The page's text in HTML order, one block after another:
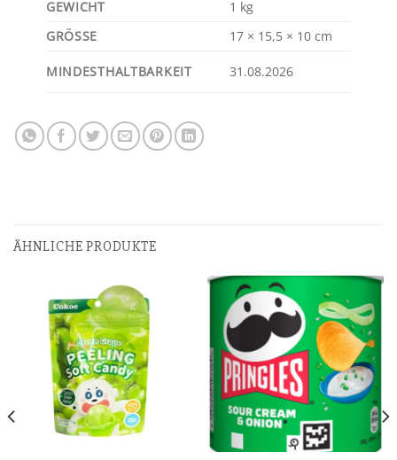
GEWICHT
1 kg
GRÖSSE
17 × 15,5 × 10 cm
MINDESTHALTBARKEIT 31.08.2026
ÄHNLICHE PRODUKTE